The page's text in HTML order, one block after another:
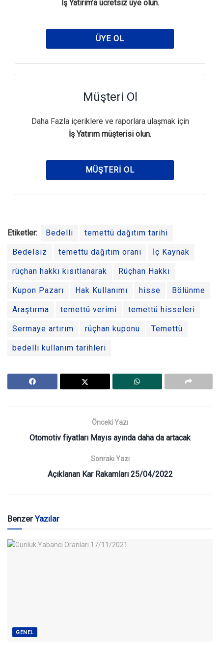
İş Yatırım'a ücretsiz üye olun.
ÜYE OL
Müşteri Ol
Daha Fazla içeriklere ve raporlara ulaşmak için
İş Yatırım müşterisi olun.
MÜŞTERI OL
Etiketler: Bedelli temettü dağıtım tarihi
Bedelsiz temettü dağıtım oranı İç Kaynak
rüçhan hakkı kısıtlanarak Rüçhan Hakkı
Kupon Pazarı Hak Kullanımı hisse Bölünme
Araştırma temettü verimi temettü hisseleri
Sermaye artırım rüçhan kuponu Temettü
bedelli kullanım tarihleri
Önceki Yazı
Otomotiv fiyatları Mayıs ayında daha da artacak
Sonraki Yazı
Açıklanan Kar Rakamları 25/04/2022
BenzerYazılar
GENEL